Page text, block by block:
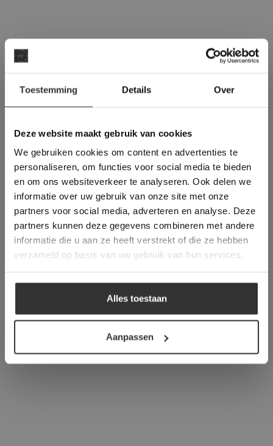
Toestemming Details Over
Deze website maakt gebruik van cookies
We gebruiken cookies om content en advertenties te
personaliseren, om functies voor social media te bieden
en om ons websiteverkeer te analyseren. Ook delen we
informatie over uw gebruik van onze site met onze
partners voor social media, adverteren en analyse. Deze
partners kunnen deze gegevens combineren met andere
informatie die u aan ze heeft verstrekt of die ze hebben
verzameld op basis van uw gebruik van hun services.
Alles toestaan
Aanpassen
#1 in de categorie vloeren op Trustpilot
Binnen 24 uur een passende offerte
Meer dan 500 m2 showroom
Deze website maakt
gebruik van cookies.
This Cookie Banner was deleted and is no
longer working. Please contact the website
administrator.
Deze website gebruikt cookies om de
gebruikerservaring te verbeteren. Door
gebruik te maken van onze website geeft u
toestemming voor alle cookies in
overeenstemming met ons cookiebeleid.Lees
verder
ALLES ACCEPTEREN
ALLES AFWIJZEN
DETAILS WEERGEVEN